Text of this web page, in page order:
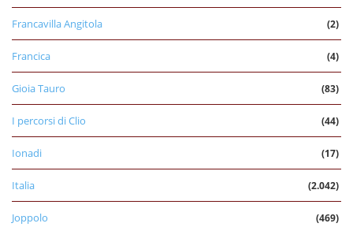
Francavilla Angitola (2)
Francica (4)
Gioia Tauro (83)
I percorsi di Clio (44)
Ionadi (17)
Italia (2.042)
Joppolo (469)